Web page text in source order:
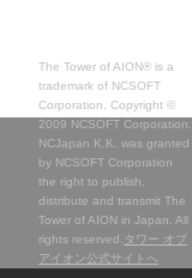
The Tower of AION® is a
trademark of NCSOFT
Corporation. Copyright ©
2009 NCSOFT Corporation.
NCJapan K.K. was granted
by NCSOFT Corporation
the right to publish,
distribute and transmit The
Tower of AION in Japan. All
rights reserved. タワー オブ
アイオン公式サイトへ